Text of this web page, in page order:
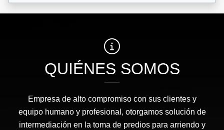
QUIÉNES SOMOS
Empresa de alto compromiso con sus clientes y
equipo humano y profesional, otorgamos solución de
intermediación en la toma de predios para arriendo y